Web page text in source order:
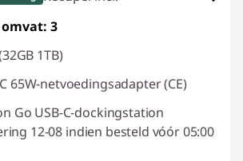
:
:SAVE2GETHER
3
1TB)
65W-netvoedingsadapter (CE)
Go USB-C-dockingstation
12-08 indien besteld vóór 05:00